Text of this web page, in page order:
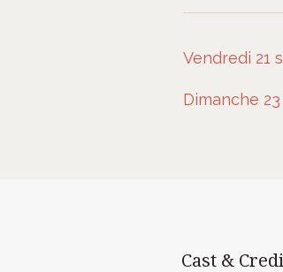
Vendredi 21
Dimanche
Cast &